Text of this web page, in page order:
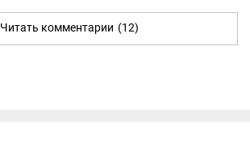
Читать комментарии (12)